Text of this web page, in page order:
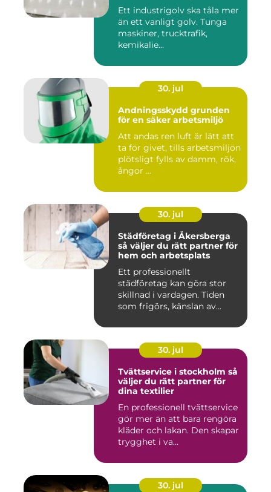
Ett industrigolv ska tåla mer
än ett vanligt golv. Tunga
maskiner, trucktrafik,
kemikalie...
30. jul
Andningsskydd grunden
för en säker arbetsmiljö
Att andas ren luft är lätt att
ta för givet, tills arbetsmiljön
plötsligt fylls av damm, rök,
ångor ...
30. jul
Städföretag i Åkersberga
så väljer du rätt partner för
hem och arbetsplats
Ett professionellt
städföretag kan göra stor
skillnad i vardagen. Tiden
som frigörs, känslan av
30. jul
Tvättservice i stockholm så
väljer du rätt partner för
dina textilier
En professionell tvättservice
gör mer än att bara rengöra
kläder och lakan. Den skapar
trygghet i va...
30. jul